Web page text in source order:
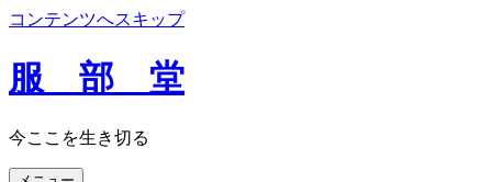
コンテンツへスキップ
服 部 堂
今ここを生き切る